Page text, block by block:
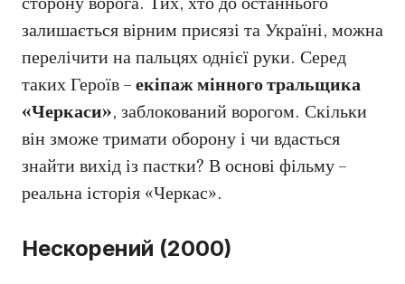
залишається вірним присязі та Україні, можна
перелічити на пальцях однієї руки. Серед
таких Героїв –екіпаж мінного тральщика
«Черкаси», заблокований ворогом. Скільки
він зможе тримати оборону і чи вдасться
знайти вихід із пастки? В основі фільму –
реальна історія «Черкас».
Нескорений (2000)